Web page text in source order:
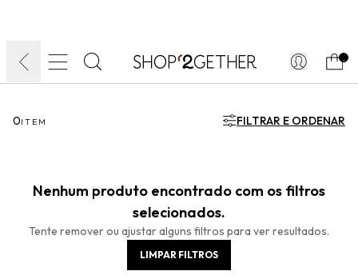
0ITEM FILTRAR E ORDENAR
Nenhum produto encontrado com os filtros
selecionados.
Tente remover ou ajustar alguns filtros para ver resultados.
LIMPAR FILTROS